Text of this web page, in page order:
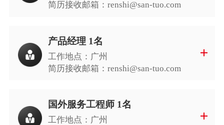
简历接收邮箱： renshi@san-tuo.com
产品经理 1名
工作地点：广州
简历接收邮箱： renshi@san-tuo.com
国外服务工程师 1名
工作地点：广州